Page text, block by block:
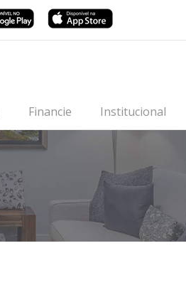
Financie Institucional